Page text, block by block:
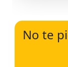
No te